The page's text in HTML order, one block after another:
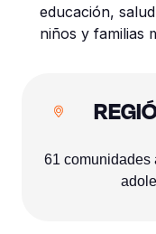
educación,
niños y familias
61 comunidades